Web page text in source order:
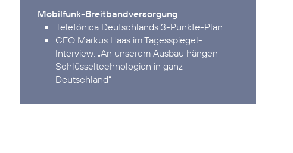
Mobilfunk-Breitbandversorgung
Telefónica Deutschlands 3-Punkte-Plan
CEO Markus Haas im Tagesspiegel-
Interview: „An unserem Ausbau hängen
Schlüsseltechnologien in ganz
Deutschland“